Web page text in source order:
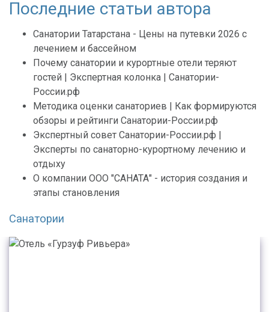
Последние статьи автора
Санатории Татарстана - Цены на путевки 2026 с
лечением и бассейном
Почему санатории и курортные отели теряют
гостей | Экспертная колонка | Санатории-
России.рф
Методика оценки санаториев | Как формируются
обзоры и рейтинги Санатории-России.рф
Экспертный совет Санатории-России.рф |
Эксперты по санаторно-курортному лечению и
отдыху
О компании ООО "САНАТА" - история создания и
этапы становления
Санатории